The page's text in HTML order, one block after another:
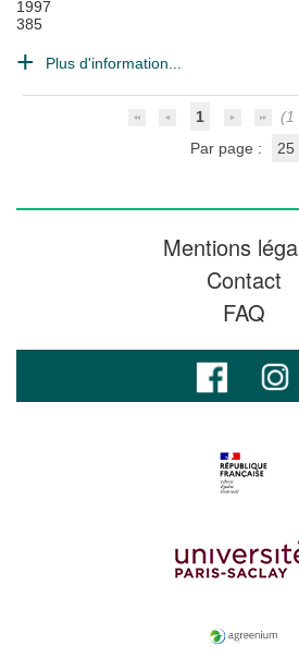
1997
385
Plus d'information...
1
(1
Par page :
25
Mentions
Contact
FAQ